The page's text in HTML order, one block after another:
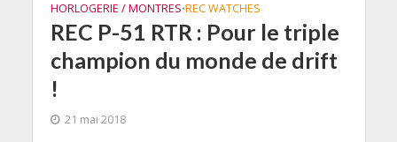
HORLOGERIE / MONTRES•REC WATCHES
REC P-51 RTR : Pour le triple
champion du monde de drift
!
21 mai 2018